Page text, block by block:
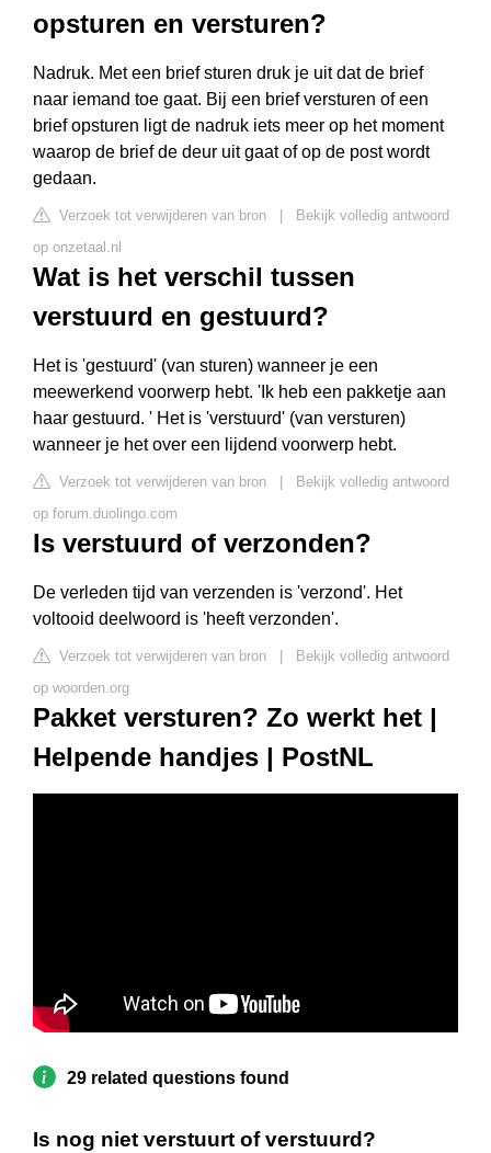
opsturen en versturen?
Nadruk. Met een brief sturen druk je uit dat de brief
naar iemand toe gaat. Bij een brief versturen of een
brief opsturen ligt de nadruk iets meer op het moment
waarop de brief de deur uit gaat of op de post wordt
gedaan.
Verzoek tot verwijderen van bron
Bekijk volledig antwoord
op onzetaal.nl
Wat is het verschil tussen
verstuurd en gestuurd?
Het is 'gestuurd' (van sturen) wanneer je een
meewerkend voorwerp hebt. 'Ik heb een pakketje aan
haar gestuurd. ' Het is 'verstuurd' (van versturen)
wanneer je het over een lijdend voorwerp hebt.
Verzoek tot verwijderen van bron
Bekijk volledig antwoord
op forum.duolingo.com
Is verstuurd of verzonden?
De verleden tijd van verzenden is 'verzond'. Het
voltooid deelwoord is 'heeft verzonden'.
Verzoek tot verwijderen van bron
Bekijk volledig antwoord
op woorden.org
Pakket versturen? Zo werkt het |
Helpende handjes | PostNL
29 related questions found
Is nog niet verstuurt of verstuurd?